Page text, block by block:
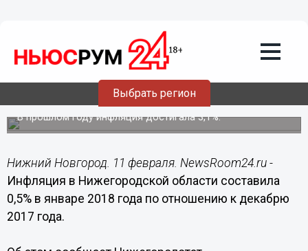
Выбрать регион
11.02.201808:00
Инфляция в Нижегородской области
составила 0,5% в январе 2018 года
В прошлом году инфляция достигала 3,1%.
Нижний Новгород. 11 февраля. NewsRoom24.ru -
Инфляция в Нижегородской области составила
0,5% в январе 2018 года по отношению к декабрю
2017 года.